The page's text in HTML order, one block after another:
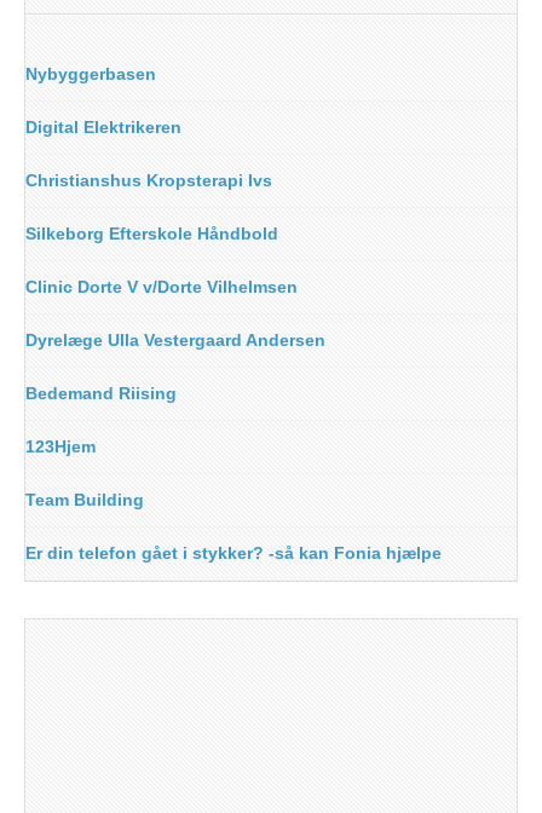
Nybyggerbasen
Digital Elektrikeren
Christianshus Kropsterapi Ivs
Silkeborg Efterskole Håndbold
Clinic Dorte V v/Dorte Vilhelmsen
Dyrelæge Ulla Vestergaard Andersen
Bedemand Riising
123Hjem
Team Building
Er din telefon gået i stykker? -så kan Fonia hjælpe